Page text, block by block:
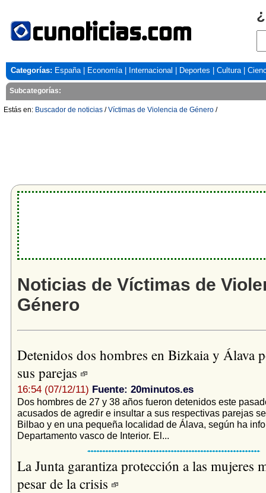
Categorías: España| Economía| Internacional Deportes Cultura|
Subcategorías:
Estás en: Buscador de noticias /Víctimas de Violencia de Género /
Noticias de Víctimas de
Género
Detenidos dos hombres en Bizkaia y Álava
sus parejas
16:54 (07/12/11) Fuente: 20minutos.es
Dos hombres de 27 y 38 años fueron detenidos este
acusados de agredir e insultar a sus respectivas parejas
Bilbao y en una pequeña localidad de Álava, según ha
Departamento vasco de Interior. El...
La Junta garantiza protección a las mujeres
pesar de la crisis